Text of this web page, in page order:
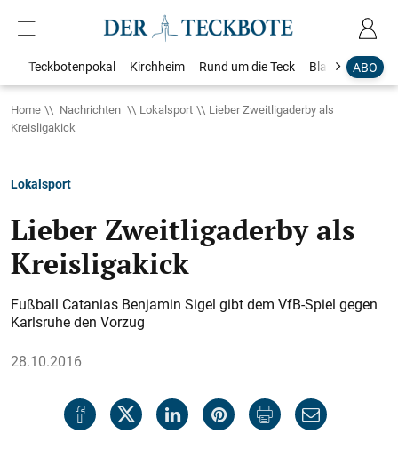
ABO
Teckbotenpokal Kirchheim Rund um die Teck Blaulicht
Home Nachrichten Lokalsport
Lieber Zweitligaderby als
Kreisligakick
Lokalsport
Lieber Zweitligaderby als
Kreisligakick
Fußball Catanias Benjamin Sigel gibt dem VfB-Spiel gegen
Karlsruhe den Vorzug
28.10.2016